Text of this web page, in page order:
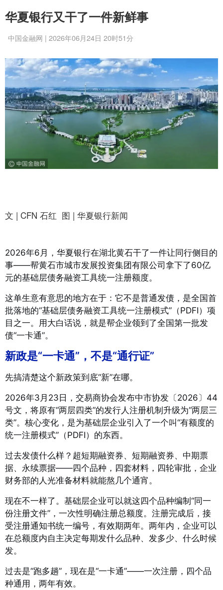
华夏银行又干了一件新鲜事
中国金融网 | 2026年06月24日 20时51分
文 | CFN 石红 图 | 华夏银行新闻
2026年6月，华夏银行在湖北黄石干了一件让同行侧目的
事——帮黄石市城市发展投资集团有限公司拿下了60亿
元的基础层债务融资工具统一注册额度。
这单生意有意思的地方在于：它不是普通发债，是全国首
批落地的“基础层债务融资工具统一注册模式”（PDFI）项
目之一。用大白话说，就是帮企业领到了全国第一批发
债“一卡通”。
新政是“一卡通”，不是“通行证”
先搞清楚这个新政策到底“新”在哪。
2026年3月23日，交易商协会发布中市协发〔2026〕44
号文，将原有“两层四类”的发行人注册机制升级为“两层三
类”。核心变化，是为基础层企业引入了一个叫“有额度的
统一注册模式”（PDFI）的东西。
过去发债什么样？超短期融资券、短期融资券、中期票
据、永续票据——四个品种，四套材料，四轮审批，企业
财务部的人光准备材料就能熬几个通宵。
现在不一样了。基础层企业可以就这四个品种编制“同一
份注册文件”，一次性明确注册总额度。注册完成后，接
受注册通知书统一编号，有效期两年。两年内，企业可以
在总额度内自主决定每期发什么品种、发多少、什么时候
发。
过去是“跑多趟”，现在是“一卡通”——一次注册，四个品
种通用，两年有效。